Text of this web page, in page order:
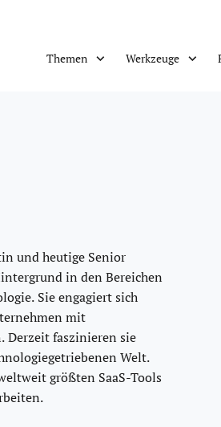
Themen Werkzeuge
und heutige Senior
in den Bereichen
Sie engagiert sich
mit
Derzeit faszinieren sie
Welt.
größten SaaS-Tools